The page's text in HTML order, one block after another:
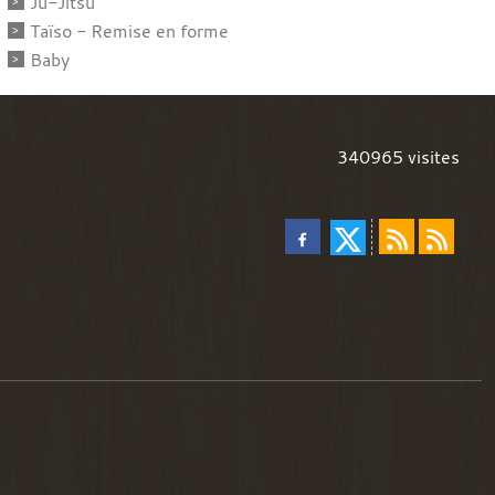
Taïso - Remise en forme
Baby
340965 visites